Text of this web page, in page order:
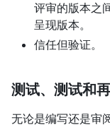
评审的版本之
呈现版本。
信任但验证。
测试、测试和
无论是编写还是审